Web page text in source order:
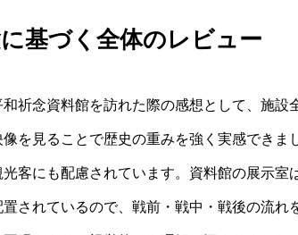
基づく全体のレビュー
祈念資料館を訪れた際の感想として、施設
を見ることで歴史の重みを強く実感できま
客にも配慮されています。資料館の展示室
されているので、戦前・戦中・戦後の流れ